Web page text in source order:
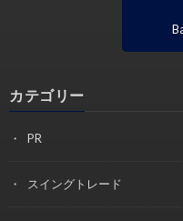
カテゴリー
PR
スイングトレード